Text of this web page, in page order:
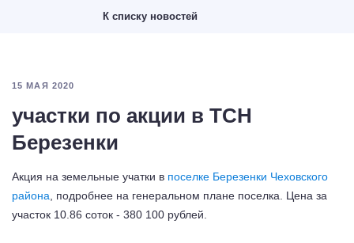
К списку новостей
15 МАЯ 2020
участки по акции в ТСН
Березенки
Акция на земельные учатки в поселке Березенки Чеховского
района , подробнее на генеральном плане поселка. Цена за
участок 10.86 соток - 380 100 рублей.